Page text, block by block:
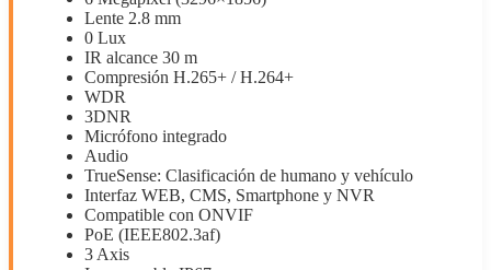
Lente 2.8 mm
0 Lux
IR alcance 30 m
Compresión H.265+ / H.264+
WDR
3DNR
Micrófono integrado
Audio
TrueSense: Clasificación de humano y vehículo
Interfaz WEB, CMS, Smartphone y NVR
Compatible con ONVIF
PoE (IEEE802.3af)
3 Axis